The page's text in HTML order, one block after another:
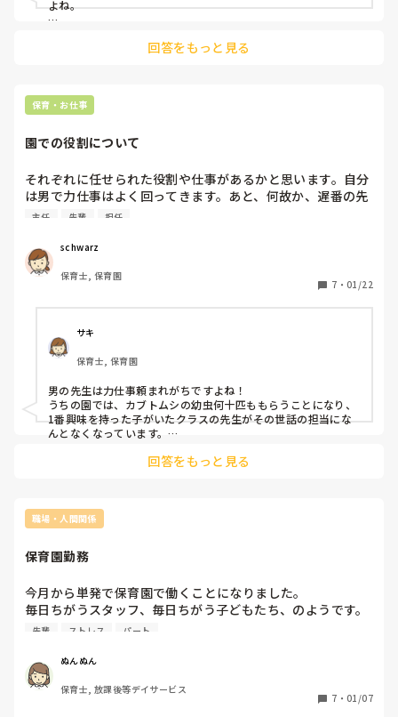
（笑）勉強しましょうお互いに。
『なんで相談してくれないの！』
ぇ？（笑）その人のこと、もっと勉強して理解しましょうお
互いに。
一生勉強ですよね！🙃🙃
よね。
まず直接話してみましたが聞き入れてもらえずでした。
より「上司に見られている時だけ気を付ける」状態でその先生
との関係は悪化し、相手の異動という形で終わってしまいまし
今でもどう伝えたらよかったか悩みます。
が、もし同様のことがあったら「自分の気にしすぎで済んだら
何より」くらいの気持ちで、子どもたちのためにやはり同じこ
とをすると思います。
回答をもっと見る
保育・お仕事
園での役割について
それぞれに任せられた役割や仕事があるかと思います。自分
は男で力仕事はよく回ってきます。あと、何故か、遅番の先
生がしていた掃除業務を「人手がないから」という事で自分
に自分にだけ回された仕事や役割がありますか？
それについて、どう思いますか？
主任 先輩 担任
schwarz
保育士, 保育園
7 ・ 01/22
サキ
保育士, 保育園
男の先生は力仕事頼まれがちですよね！
うちの園では、カブトムシの幼虫何十匹ももらうことになり、
1番興味を持った子がいたクラスの先生がその世話の担当にな
んとなくなっています。
回答をもっと見る
職場・人間関係
保育園勤務
今月から単発で保育園で働くことになりました。
毎日ちがうスタッフ、毎日ちがう子どもたち、のようです。
嫌な人間関係に縛られないのがいいなと思う反面、コミュニ
た。
先輩保育士さんたちとコミュニケーションをとる上で、何か
アドバイスいただけませんか？
先輩 ストレス パート
ぬんぬん
保育士, 放課後等デイサービス
7 ・ 01/07